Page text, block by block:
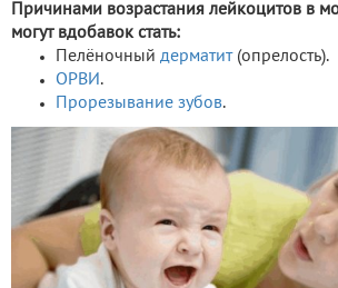
Причинами возрастания лейкоцитов в
могут вдобавок стать:
Пелёночный дерматит(опрелость).
ОРВИ .
Прорезывание зубов.